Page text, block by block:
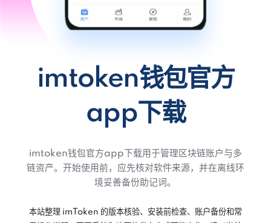
imtoken钱包官方
app下载
imtoken钱包官方app下载用于管理区块链账户与多
链资产。开始使用前，应先核对软件来源，并在离线环
境妥善备份助记词。
本站整理 imToken 的版本核验、安装前检查、账户备份和常